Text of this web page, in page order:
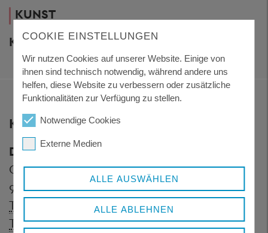
KUNST
KULTUR
KONTAKT
Dienstgebäude Königsfeld
Grafenauer Straße 44
94078 Freyung
Telefon:
+ 49 8551 57-0
Telefax:+ 49 8551 57-4507
COOKIE EINSTELLUNGEN
Wir nutzen Cookies auf unserer Website. Einige von
ihnen sind technisch notwendig, während andere uns
helfen, diese Website zu verbessern oder zusätzliche
Funktionalitäten zur Verfügung zu stellen.
Notwendige Cookies
Externe Medien
ALLE AUSWÄHLEN
ALLE ABLEHNEN